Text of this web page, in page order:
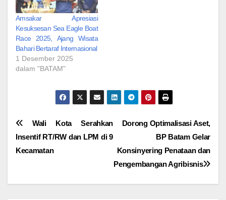
Amsakar Apresiasi
Kesuksesan Sea Eagle Boat
Race 2025, Ajang Wisata
Bahari Bertaraf Internasional
1 Desember 2025
dalam "BATAM"
Navigasi
pos
Dorong Optimalisasi Aset,
BP Batam Gelar
Konsinyering Penataan dan
Pengembangan Agribisnis
Wali Kota Serahkan
Insentif RT/RW dan LPM di 9
Kecamatan